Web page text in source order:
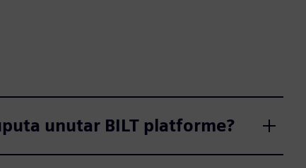
unutar BILT platforme?